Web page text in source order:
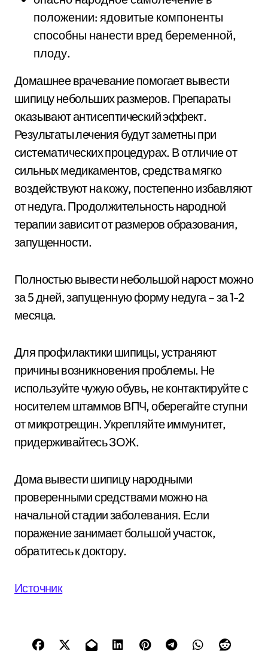
положении: ядовитые компоненты
способны нанести вред беременной,
плоду.
Домашнее врачевание помогает вывести
шипицу небольших размеров. Препараты
оказывают антисептический эффект.
Результаты лечения будут заметны при
систематических процедурах. В отличие от
сильных медикаментов, средства мягко
воздействуют на кожу, постепенно избавляют
от недуга. Продолжительность народной
терапии зависит от размеров образования,
запущенности.
Полностью вывести небольшой нарост можно
за 5 дней, запущенную форму недуга – за 1-2
месяца.
Для профилактики шипицы, устраняют
причины возникновения проблемы. Не
используйте чужую обувь, не контактируйте с
носителем штаммов ВПЧ, оберегайте ступни
от микротрещин. Укрепляйте иммунитет,
придерживайтесь ЗОЖ.
Дома вывести шипицу народными
проверенными средствами можно на
начальной стадии заболевания. Если
поражение занимает большой участок,
обратитесь к доктору.
Источник